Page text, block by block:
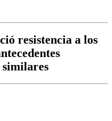
resistencia a los
similares